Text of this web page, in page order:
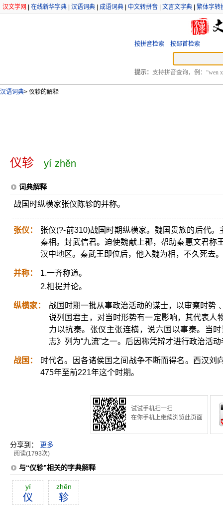
汉文学网 在线新华字典 汉语词典 成语词典 中文转拼音 文言文字典 繁体字转
按拼音检索 按部首检索
提示： 支持拼音查询，例：“wen
汉语词典> 仪轸的解释
仪轸 yí zhěn
词典解释
战国时纵横家张仪陈轸的并称。
张仪：
张仪(?-前310)战国时期纵横家。魏国贵族的后代
秦相。封武信君。迫使魏献上郡，帮助秦惠文君称
汉中地区。秦武王即位后，他入魏为相，不久死去。
并称：
1.一齐称道。
2.相提并论。
纵横家：
战国时期一批从事政治活动的谋士，以审察时势
说列国君主，对当时形势有一定影响，其代表人
力以抗秦。张仪主张连横，说六国以事秦。当
志》列为“九流”之一。后因称凭辩才进行政治活动
战国：
时代名。因各诸侯国之间战争不断而得名。西汉刘
475年至前221年这个时期。
试试手机扫一扫
在你手机上继续浏览此页面
分享到： 更多
阅读(1793次)
与“仪轸”相关的字典解释
yí
仪
zhĕn
轸